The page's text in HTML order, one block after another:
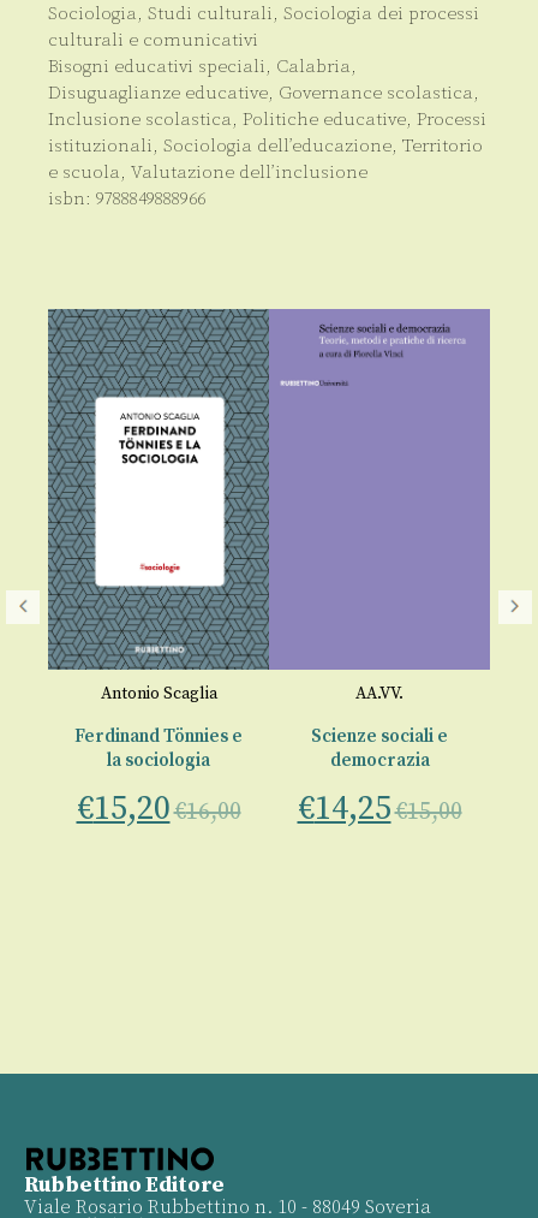
Sociologia, Studi culturali, Sociologia dei processi
culturali e comunicativi
Bisogni educativi speciali, Calabria,
Disuguaglianze educative, Governance scolastica,
Inclusione scolastica, Politiche educative, Processi
istituzionali, Sociologia dell’educazione, Territorio
e scuola, Valutazione dell’inclusione
isbn: 9788849888966
Antonio Scaglia
Ferdinand Tönnies e
la sociologia
€15,20€16,00
AA.VV.
Scienze sociali e
democrazia
€14,25€15,00
Rubbettino Editore
Viale Rosario Rubbettino n. 10 - 88049 Soveria